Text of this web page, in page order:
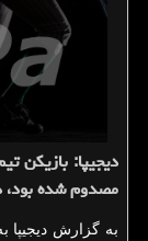
دیجیپا: بازیكن
مصدوم شده
به گزارش دیجیپا